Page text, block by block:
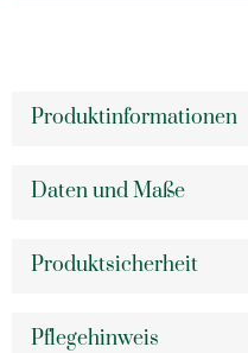
Produktinformationen
Daten und Maße
Produktsicherheit
Pflegehinweis